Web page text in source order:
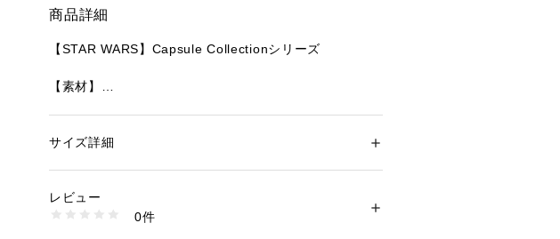
商品詳細
【STAR WARS】Capsule Collectionシリーズ
【素材】
ト手法を使った贅沢な仕様。
フロント部分のキャラクターは、凹凸感のあるフロッキ
性別：メンズ
リウレタン4％ ししゅう糸: ポリエステル100％
チャコールグレー（014） 本体: レーヨン59％ ナイロン36％ ポリ
サイズ詳細
レビュー
0件